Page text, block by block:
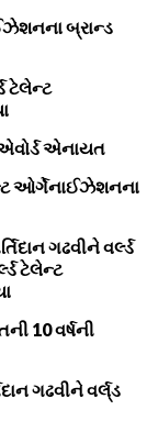
બ્રાન્ડ
ટેલેન્ટ
એનાયત
ઓર્ગેનાઈઝેશનના
ગઢવીને વર્લ્ડ
ટેલેન્ટ
10 વર્ષની
ગઢવીને વર્લ્‌ડ